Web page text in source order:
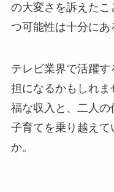
の大変さを訴えた
つ可能性は十分にあ
テレビ業界で活躍
担になるかもしれ
福な収入と、二人
子育てを乗り越えて
か。